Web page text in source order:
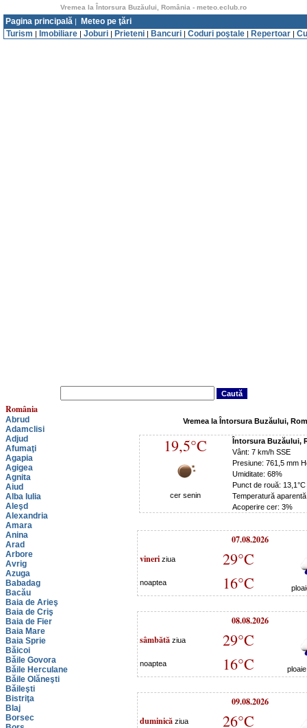
Vremea la Întorsura Buzăului, România - meteo.eclub.ro
Pagina principală |
Meteo pe ţări
Turism | Imobiliare | Joburi | Prieteni | Bancuri | Coduri poştale | Repertoar |
România
Abrud
Adamclisi
Adjud
Afumaţi
Agapia
Agigea
Agnita
Aiud
Alba Iulia
Aleşd
Alexandria
Amara
Anina
Arad
Arbore
Avrig
Azuga
Babadag
Bacău
Baia de Arieş
Baia de Criş
Baia de Fier
Baia Mare
Baia Sprie
Băicoi
Băile Govora
Băile Herculane
Băile Olăneşti
Băileşti
Bistriţa
Blaj
Borsec
Vremea la Întorsura Buzăului,
19,5°C
cer senin
Întorsura Buzăului,
Vânt: 7 km/h SSE
Presiune: 761,5 mm
Umiditate: 68%
Punct de rouă: 13,1°C
Temperatură
Acoperire cer: 3%
07.08.2026
vineri ziua 29°C
noaptea 16°C
08.08.2026
sâmbătă ziua 29°C
noaptea 16°C
09.08.2026
duminică ziua 26°C